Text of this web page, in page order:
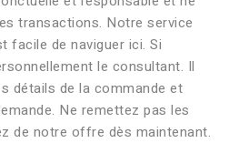
transactions. Notre service
facile de naviguer ici. Si
le consultant. Il
détails de la commande et
Ne remettez pas les
de notre offre dès maintenant.